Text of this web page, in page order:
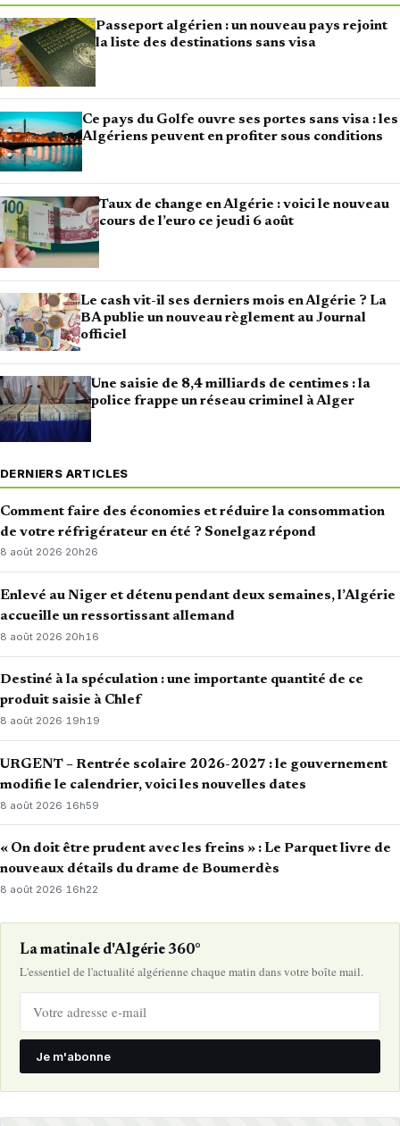
Passeport algérien : un nouveau pays rejoint
la liste des destinations sans visa
Ce pays du Golfe ouvre ses portes sans visa : les
Algériens peuvent en profiter sous conditions
Taux de change en Algérie : voici le nouveau
cours de l’euro ce jeudi 6 août
Le cash vit-il ses derniers mois en Algérie ? La
BA publie un nouveau règlement au Journal
officiel
Une saisie de 8,4 milliards de centimes : la
police frappe un réseau criminel à Alger
DERNIERS ARTICLES
Comment faire des économies et réduire la consommation
de votre réfrigérateur en été ? Sonelgaz répond
8 août 2026·20h26
Enlevé au Niger et détenu pendant deux semaines, l’Algérie
accueille un ressortissant allemand
8 août 2026·20h16
Destiné à la spéculation : une importante quantité de ce
produit saisie à Chlef
8 août 2026·19h19
URGENT – Rentrée scolaire 2026-2027 : le gouvernement
modifie le calendrier, voici les nouvelles dates
8 août 2026· 16h59
« On doit être prudent avec les freins » : Le Parquet livre de
nouveaux détails du drame de Boumerdès
8 août 2026·16h22
La matinale d'Algérie 360°
L'essentiel de l'actualité algérienne chaque matin dans votre boîte mail.
Je m'abonne